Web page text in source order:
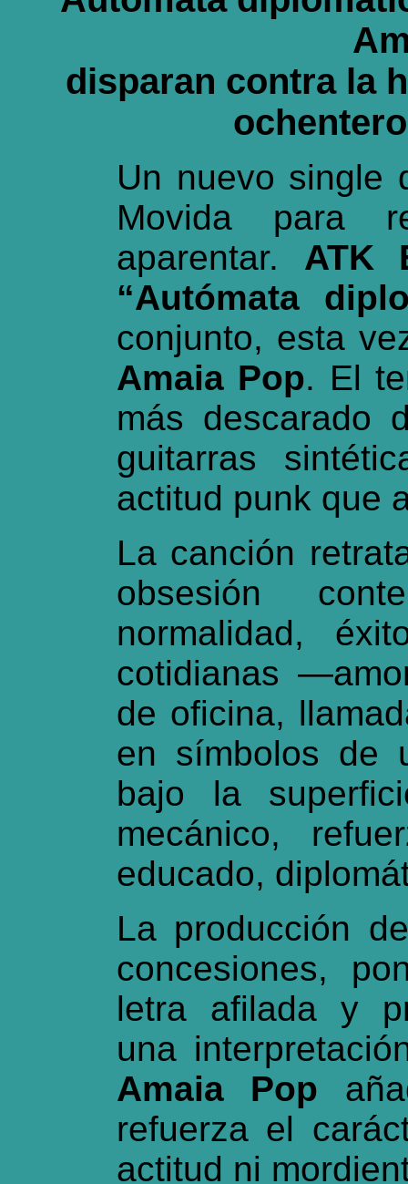
disparan contra la
Un nuevo single
Movida para
aparentar. ATK
“Autómata
conjunto, esta
Amaia Pop. El
más descarado
guitarras
actitud punk que
La canción
obsesión
normalidad,
cotidianas
de oficina,
en símbolos de
bajo la
mecánico,
educado,
La producción
concesiones,
letra afilada y
una
Amaia Pop
refuerza el
actitud ni